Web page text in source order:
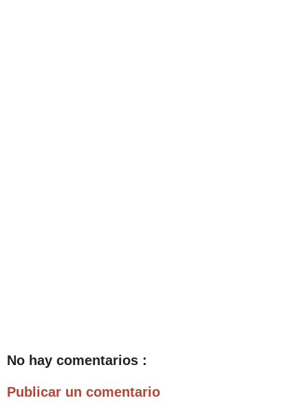
No hay comentarios :
Publicar un comentario